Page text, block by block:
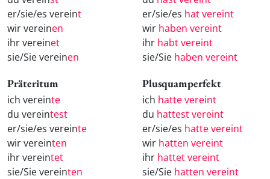
er/sie/es vereint
wir vereinen
ihr vereinet
sie/Sie vereinen
er/sie/es hat vereint
wir haben vereint
ihr habt vereint
sie/Sie haben vereint
Präteritum
ich vereinte
du vereintest
er/sie/es vereinte
wir vereinten
ihr vereintet
sie/Sie vereinten
Plusquamperfekt
ich hatte vereint
du hattest vereint
er/sie/es hatte vereint
wir hatten vereint
ihr hattet vereint
sie/Sie hatten vereint